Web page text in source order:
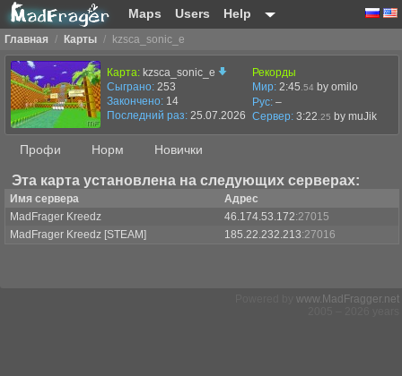
Maps Users Help
Главная / Карты / kzsca_sonic_e
Карта: kzsca_sonic_e
Сыграно: 253
Закончено: 14
Последний раз: 25.07.2026 в 09:54
Рекорды
Мир: 2:45 .54 by omilo
Рус: –
Сервер: 3:22 .25 by muJik
Профи Норм Новички
Эта карта установлена на следующих серверах:
Имя сервера
Адрес
MadFrager Kreedz
46.174.53.172:27015
MadFrager Kreedz [STEAM]
185.22.232.213:27016
www.MadFragger.net